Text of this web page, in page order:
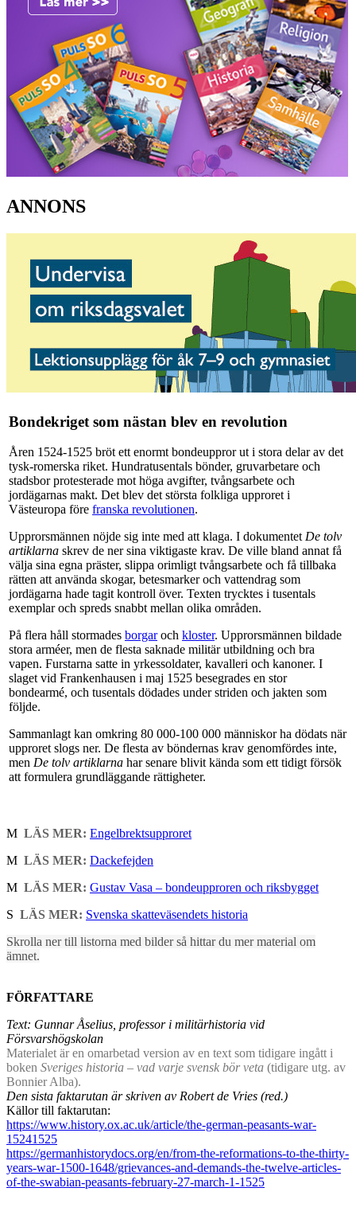
ANNONS
Bondekriget som nästan blev en revolution
Åren 1524-1525 bröt ett enormt bondeuppror ut i stora delar av det
tysk-romerska riket. Hundratusentals bönder, gruvarbetare och
stadsbor protesterade mot höga avgifter, tvångsarbete och
jordägarnas makt. Det blev det största folkliga upproret i
Västeuropa före franska revolutionen.
Upprorsmännen nöjde sig inte med att klaga. I dokumentet De tolv
artiklarna skrev de ner sina viktigaste krav. De ville bland annat få
välja sina egna präster, slippa orimligt tvångsarbete och få tillbaka
rätten att använda skogar, betesmarker och vattendrag som
jordägarna hade tagit kontroll över. Texten trycktes i tusentals
exemplar och spreds snabbt mellan olika områden.
På flera håll stormades borgaroch kloster. Upprorsmännen bildade
stora arméer, men de flesta saknade militär utbildning och bra
vapen. Furstarna satte in yrkessoldater, kavalleri och kanoner. I
slaget vid Frankenhausen i maj 1525 besegrades en stor
bondearmé, och tusentals dödades under striden och jakten som
följde.
Sammanlagt kan omkring 80 000-100 000 människor ha dödats när
upproret slogs ner. De flesta av böndernas krav genomfördes inte,
men De tolv artiklarna har senare blivit kända som ett tidigt försök
att formulera grundläggande rättigheter.
M LÄS MER: Engelbrektsupproret
M LÄS MER: Dackefejden
M LÄS MER: Gustav Vasa – bondeupproren och riksbygget
S LÄS MER: Svenska skatteväsendets historia
Skrolla ner till listorna med bilder så hittar du mer material om
ämnet.
FÖRFATTARE
Text: Gunnar Åselius, professor i militärhistoria vid
Försvarshögskolan
Materialet är en omarbetad version av en text som tidigare ingått i
boken Sveriges historia – vad varje svensk bör veta (tidigare utg. av
Bonnier Alba).
Den sista faktarutan är skriven av Robert de Vries (red.)
Källor till faktarutan:
https://www.history.ox.ac.uk/article/the-german-peasants-war-
15241525
https://germanhistorydocs.org/en/from-the-reformations-to-the-thirty-
years-war-1500-1648/grievances-and-demands-the-twelve-articles-
of-the-swabian-peasants-february-27-march-1-1525